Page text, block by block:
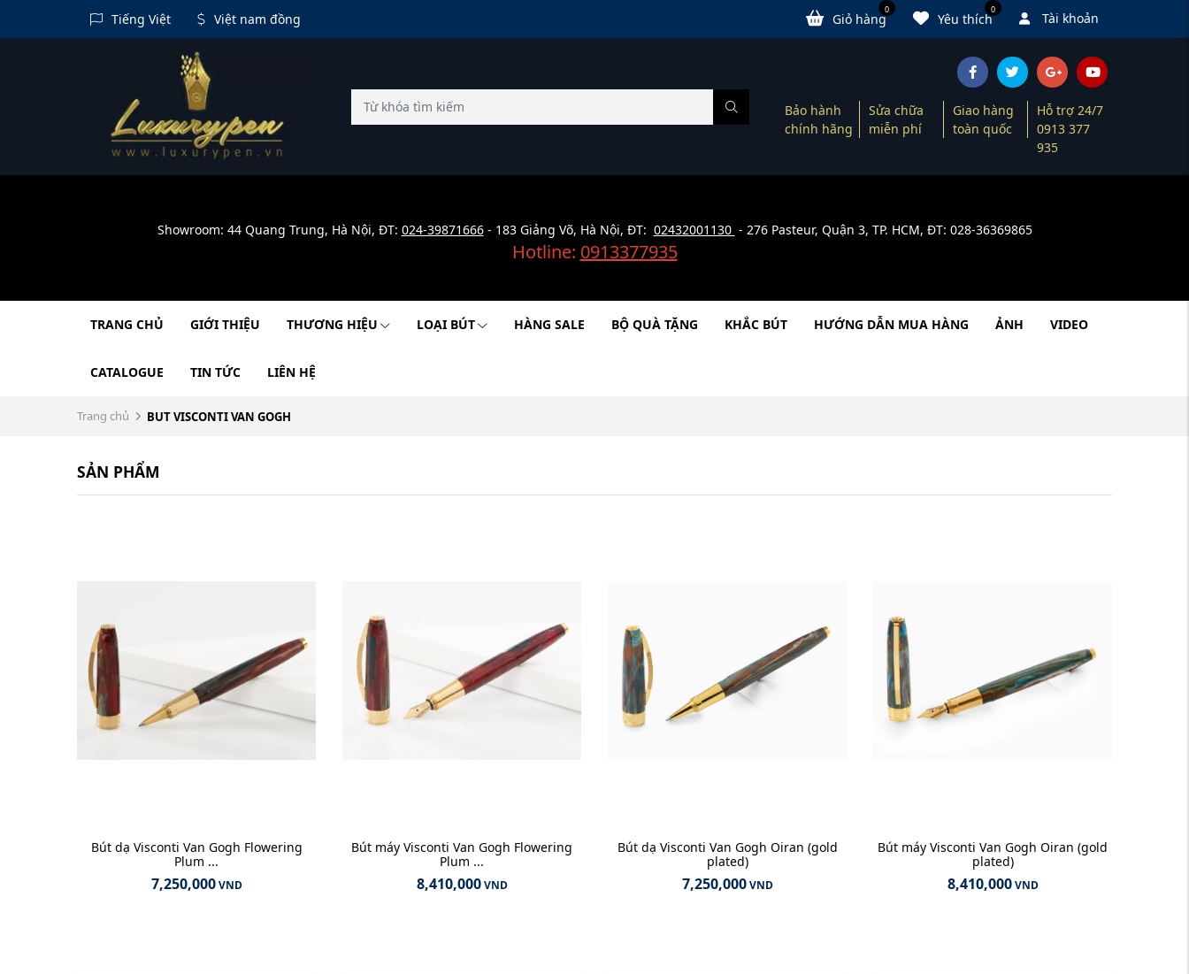
Tiếng Việt Việt nam đồng Tài khoản
0
Yêu thích
0
Giỏ hàng
Bảo hành
chính hãng
Sửa chữa
miễn phí
Giao hàng
toàn quốc
Hỗ trợ 24/7
0913 377
935
Showroom: 44 Quang Trung, Hà Nội, ĐT: 024-39871666- 183 Giảng Võ, Hà Nội, ĐT: 02432001130 - 276 Pasteur, Quận 3, TP. HCM, ĐT: 028-36369865
Hotline: 0913377935
TRANG CHỦ GIỚI THIỆU THƯƠNG HIỆU LOẠI BÚT HÀNG SALE BỘ QUÀ TẶNG KHẮC BÚT HƯỚNG DẪN MUA HÀNG ẢNH VIDEO
CATALOGUE TIN TỨC LIÊN HỆ
Trang chủ BUT VISCONTI VAN GOGH
SẢN PHẨM
Bút dạ Visconti Van Gogh Flowering
Plum ...
7,250,000 VND
Bút máy Visconti Van Gogh Flowering
Plum ...
8,410,000 VND
Bút dạ Visconti Van Gogh Oiran (gold
plated)
7,250,000 VND
Bút máy Visconti Van Gogh Oiran (gold
plated)
8,410,000 VND